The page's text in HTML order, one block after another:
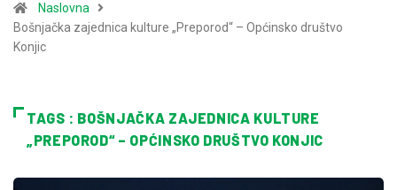
Naslovna
Bošnjačka zajednica kulture „Preporod“ – Općinsko društvo
Konjic
TAGS : BOŠNJAČKA ZAJEDNICA KULTURE
„PREPOROD“ – OPĆINSKO DRUŠTVO KONJIC